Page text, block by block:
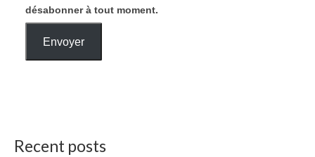
désabonner à tout moment.
Envoyer
Recent posts